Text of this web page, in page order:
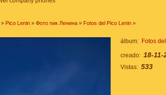
» Pico Lenin » Фото пик Ленина » Fotos del Pico Lenin »
álbum: Fotos
creado: 18-11-
Vistas: 533